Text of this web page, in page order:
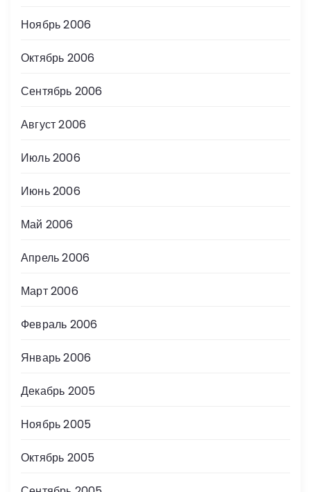
Ноябрь 2006
Октябрь 2006
Сентябрь 2006
Август 2006
Июль 2006
Июнь 2006
Май 2006
Апрель 2006
Март 2006
Февраль 2006
Январь 2006
Декабрь 2005
Ноябрь 2005
Октябрь 2005